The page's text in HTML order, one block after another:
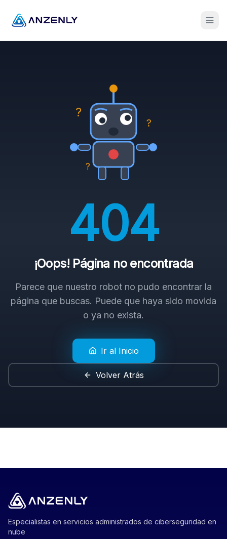
?
?
?
404
¡Oops! Página no encontrada
Parece que nuestro robot no pudo encontrar la
página que buscas. Puede que haya sido movida
o ya no exista.
Ir al Inicio
Volver Atrás
Especialistas en servicios administrados de ciberseguridad en
nube